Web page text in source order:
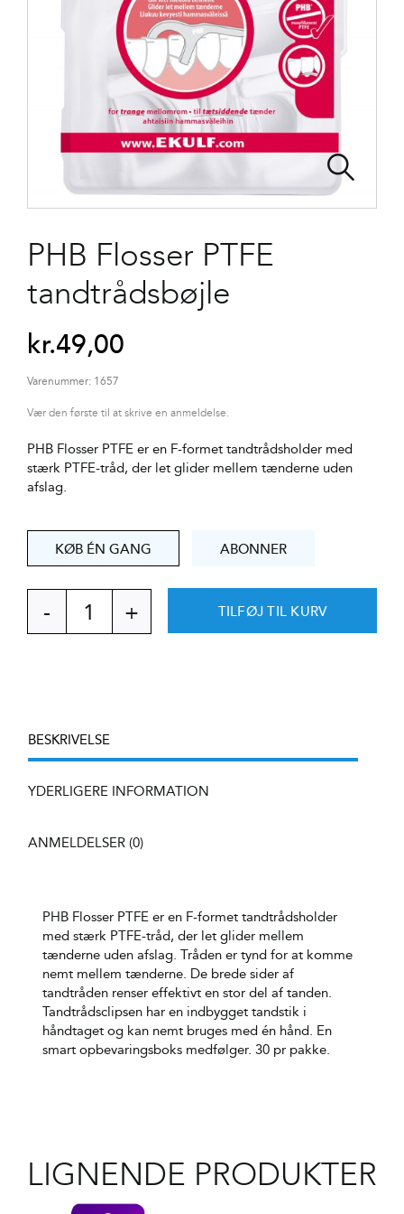
PHB Flosser PTFE
tandtrådsbøjle
kr.49,00
Varenummer: 1657
Vær den første til at skrive en anmeldelse.
PHB Flosser PTFE er en F-formet tandtrådsholder med
stærk PTFE-tråd, der let glider mellem tænderne uden
afslag.
KØB ÉN GANG ABONNER
PHB
Flosser
TILFØJ TIL KURV
BESKRIVELSE
YDERLIGERE INFORMATION
ANMELDELSER (0)
PHB Flosser PTFE er en F-formet tandtrådsholder
med stærk PTFE-tråd, der let glider mellem
tænderne uden afslag. Tråden er tynd for at komme
nemt mellem tænderne. De brede sider af
tandtråden renser effektivt en stor del af tanden.
Tandtrådsclipsen har en indbygget tandstik i
håndtaget og kan nemt bruges med én hånd. En
smart opbevaringsboks medfølger. 30 pr pakke.
LIGNENDE PRODUKTER